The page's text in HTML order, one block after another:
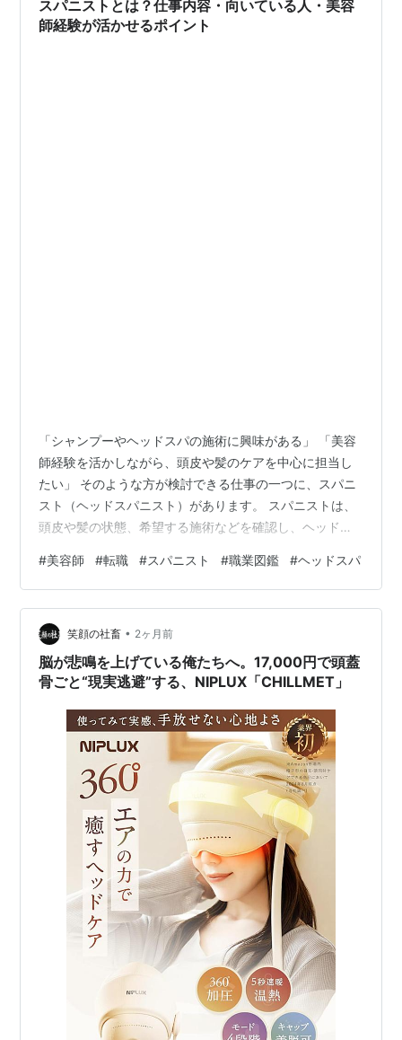
スパニストとは？仕事内容・向いている人・美容
師経験が活かせるポイント
「シャンプーやヘッドスパの施術に興味がある」 「美容
師経験を活かしながら、頭皮や髪のケアを中心に担当し
たい」 そのような方が検討できる仕事の一つに、スパニ
スト（ヘッドスパニスト）があります。 スパニストは、
頭皮や髪の状態、希望する施術などを確認し、ヘッドス
供する仕事です。 水やシャンプー剤を使用するウェット
ヘッドスパと、髪を濡らさずに手技を行うドライヘッド
スパでは、仕事内容や勤務先、必要な資格が異なる場合
があります。 また、ドライヘッドスパであっても、手荒
れや会話の負担が必ずなくなるとは限りません。担当業
務や使用する商材、接客方法、勤務条件など…
#美容師 #転職 #スパニスト #職業図鑑 #ヘッドスパ
笑顔の社畜 • 2ヶ月前
脳が悲鳴を上げている俺たちへ。17,000円で頭蓋
骨ごと“現実逃避”する、NIPLUX「CHILLMET」